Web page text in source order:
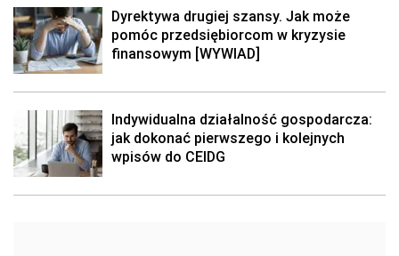
Dyrektywa drugiej szansy. Jak może
pomóc przedsiębiorcom w kryzysie
finansowym [WYWIAD]
Indywidualna działalność gospodarcza:
jak dokonać pierwszego i kolejnych
wpisów do CEIDG